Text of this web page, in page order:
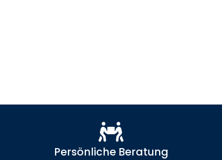
Persönliche Beratung